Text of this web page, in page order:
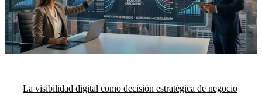
La visibilidad digital como decisión estratégica de negocio